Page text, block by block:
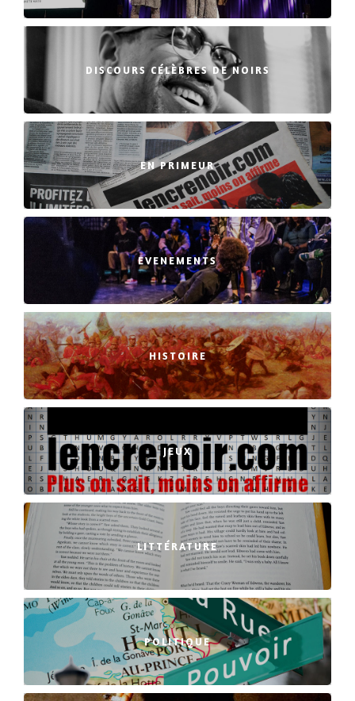
DISCOURS CÉLÈBRES DE NOIRS
EN PRIMEUR
EVENEMENTS
HISTOIRE
JEUX
LITTÉRATURE
POLITIQUE